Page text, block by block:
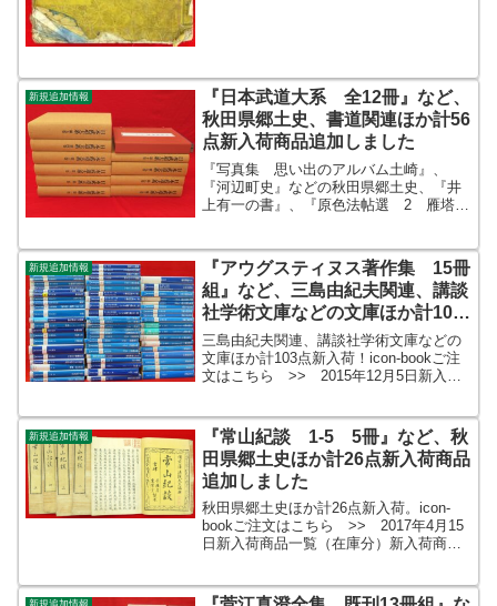
新規追加情報
『日本武道大系 全12冊』など、
秋田県郷土史、書道関連ほか計56
点新入荷商品追加しました
『写真集 思い出のアルバム土崎』、
『河辺町史』などの秋田県郷土史、『井
上有一の書』、『原色法帖選 2 雁塔聖
川利行画集』、『新装版 伊丹万作全
集 全3冊』などなど。書...
新規追加情報
『アウグスティヌス著作集 15冊
組』など、三島由紀夫関連、講談
社学術文庫などの文庫ほか計103
点新入荷商品追加しました
三島由紀夫関連、講談社学術文庫などの
文庫ほか計103点新入荷！icon-bookご注
文はこちら >> 2015年12月5日新入荷
在在庫）icon-bookご注文はこ...
新規追加情報
『常山紀談 1-5 5冊』など、秋
田県郷土史ほか計26点新入荷商品
追加しました
秋田県郷土史ほか計26点新入荷。icon-
bookご注文はこちら >> 2017年4月15
日新入荷商品一覧（在庫分）新入荷商品
2017年4月15日新入荷商品一覧（...
新規追加情報